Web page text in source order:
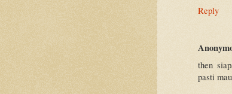
Reply
then
pasti